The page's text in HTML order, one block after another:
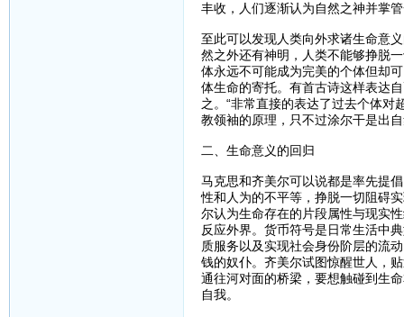
丰收，人们逐渐认为自然之神并掌
至此可以发现人类向外求诸生命意
然之外还有神明，人类不能够挣脱
体永远不可能成为完美的个体但却
体生命的寄托。有首古诗这样表达
之。“非常直接的表达了过去个体对
教领袖的原理，只不过涂尔干是出
二、生命意义的回归
马克思和齐美尔可以说都是率先提
性和人为的不平等，挣脱一切阻碍
尔认为生命存在的片段属性与现实
反应外界。货币符号是日常生活中
质服务以及实现社会身份阶层的流
钱的奴仆。齐美尔试图惊醒世人，
通往河对面的桥梁，要想触碰到生
自我。